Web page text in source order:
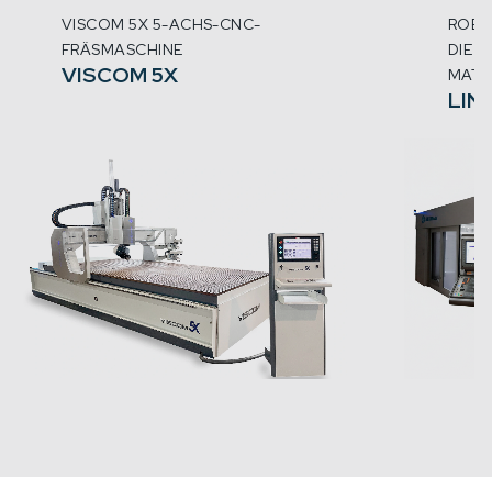
VISCOM 5X 5-ACHS-CNC-
FRÄSMASCHINE
VISCOM 5X
DIE